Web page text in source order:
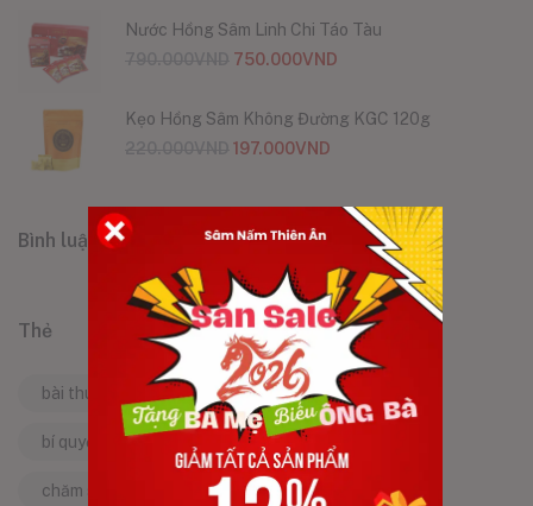
Nước Hồng Sâm Linh Chi Táo Tàu
750.000VND
Kẹo Hồng Sâm Không Đường KGC 120g
197.000VND
Bình luận
Thẻ
bài thuốc dân gian bí quyết làm đẹp
bí quyết sống khỏe bí quyết trẻ lâu
chăm sóc bản thân chăm sóc cơ thể